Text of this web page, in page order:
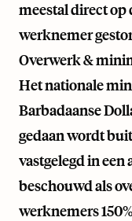
meestal direct op
werknemer
Overwerk &
Het nationale
Barbadaanse
gedaan wordt
vastgelegd in
beschouwd als
werknemers